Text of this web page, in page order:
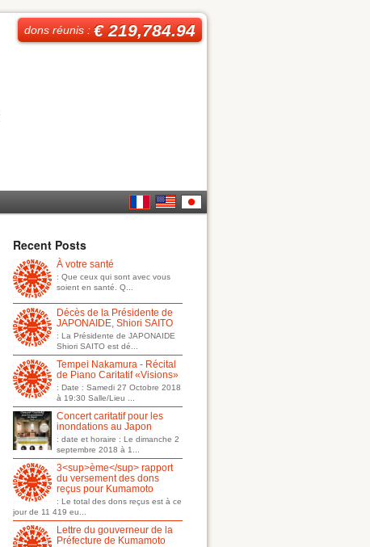
dons réunis :€ 219,784.94
Recent Posts
À votre santé
: Que ceux qui sont avec vous
soient en santé. Q...
Décès de la Présidente de
JAPONAIDE, Shiori SAITO
: La Présidente de JAPONAIDE
Shiori SAITO est dé...
Tempei Nakamura - Récital
de Piano Caritatif «Visions»
: Date : Samedi 27 Octobre 2018
à 19:30 Salle/Lieu ...
Concert caritatif pour les
inondations au Japon
: date et horaire : Le dimanche 2
septembre 2018 à 1...
3<sup>ème</sup> rapport
du versement des dons
reçus pour Kumamoto
: Le total des dons reçus est à ce
jour de 11 419 eu...
Lettre du gouverneur de la
Préfecture de Kumamoto